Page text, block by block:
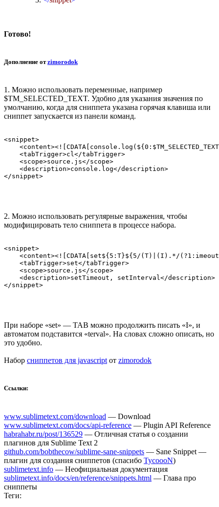
Готово!
Дополнение отzimorodok
1. Можно использовать переменные, например
$TM_SELECTED_TEXT. Удобно для указания значения по
умолчанию, когда для сниппета указана горячая клавиша или
сниппет запускается из панели команд.
<snippet>
    <tabTrigger>cl</tabTrigger>
    <scope>source.js</scope>
    <description>console.log</description>
2. Можно использовать регулярные выражения, чтобы
модифицировать тело сниппета в процессе набора.
<snippet>
<content><![CDATA[set${5:T}${5/(T)|(I).*/
    <tabTrigger>set</tabTrigger>
    <scope>source.js</scope>
    <description>setTimeout, setInterval</description>
При наборе «set» — TAB можно продолжить писать «I», и
автоматом подставится «terval». На словах сложно описать, но
это удобно.
Набор сниппетов для javascript от zimorodok
Ссылки:
www.sublimetext.com/download — Download
www.sublimetext.com/docs/api-reference — Plugin API Reference
habrahabr.ru/post/136529 — Отличная статья о создании
плагинов для Sublime Text 2
github.com/bobthecow/sublime-sane-snippets — Sane Snippet —
плагин для создания сниппетов (спасибо TycoooN)
sublimetext.info — Неофициальная документация
sublimetext.info/docs/en/reference/snippets.html — Глава про
сниппеты
Теги: